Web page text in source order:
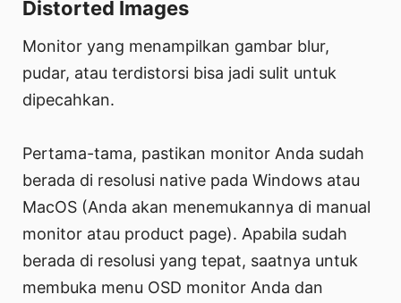
Distorted Images
Monitor yang menampilkan gambar blur,
pudar, atau terdistorsi bisa jadi sulit untuk
dipecahkan.
Pertama-tama, pastikan monitor Anda sudah
berada di resolusi native pada Windows atau
MacOS (Anda akan menemukannya di manual
monitor atau product page). Apabila sudah
berada di resolusi yang tepat, saatnya untuk
membuka menu OSD monitor Anda dan